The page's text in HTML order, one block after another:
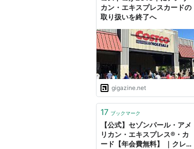
カン・エキスプレスカードの
取り扱いを終了へ
gigazine.net
17 ブックマーク
【公式】セゾンパール・アメ
リカン・エキスプレス®・カ
ード【年会費無料】 ｜クレ